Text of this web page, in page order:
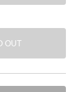
OUT